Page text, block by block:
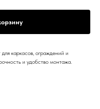
каркасов, ограждений и
и удобство монтажа.